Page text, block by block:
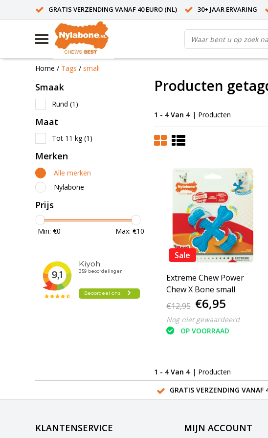
GRATIS VERZENDING VANAF 40 EURO (NL) 30+ JAAR ERVARING
Home / Tags / small
Smaak
Rund (1)
Maat
Tot 11 kg(1)
Merken
Alle merken
Nylabone
Prijs
Min: €0 Max: €10
Producten
1 - 4 Van 4 | Producten
Sale
Extreme Chew Power
Chew X Bone small
€12,95 €6,95
Nog niet gewaardeerd
OP VOORRAAD
1 - 4 Van 4 | Producten
GRATIS VERZENDING VANAF
KLANTENSERVICE MIJN ACCOUNT